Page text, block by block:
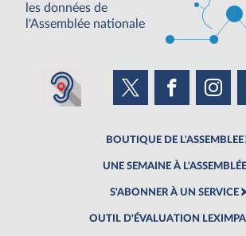
les données de
l'Assemblée nationale
BOUTIQUE DE L'ASSEMBLEE
UNE SEMAINE À L'ASSEMBLÉE
S'ABONNER À UN SERVICE
OUTIL D'ÉVALUATION